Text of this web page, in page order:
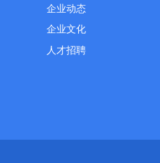
企业动态
企业文化
人才招聘